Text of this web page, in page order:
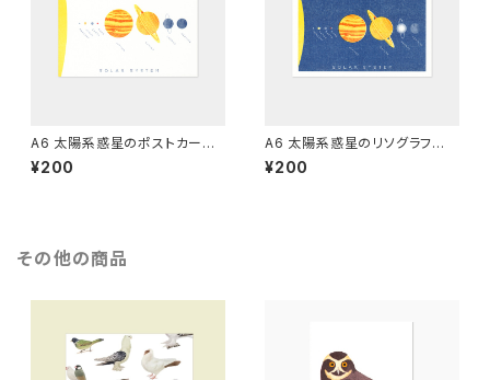
A6 太陽系惑星のポストカード
（白）[グラフィー]
¥200
A6 太陽系惑星のリソグラフ
（青）[グラフィー]
¥200
その他の商品